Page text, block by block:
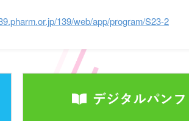
139/web/app/program/S23-2